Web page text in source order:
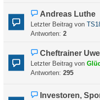
Andreas Luthe
Letzter Beitrag von
Antworten: 2
Cheftrainer
Letzter Beitrag von
Antworten: 295
Investoren,